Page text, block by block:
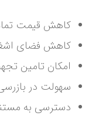
کاهش قیمت
کاهش فضای
امکان تامین
سهولت در
دسترسی به